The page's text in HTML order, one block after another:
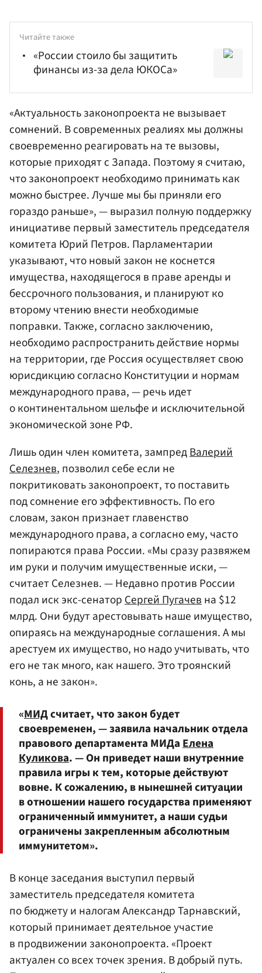
Читайте также
«России стоило бы защитить
финансы из-за дела ЮКОСа»
«Актуальность законопроекта не вызывает
сомнений. В современных реалиях мы должны
своевременно реагировать на те вызовы,
которые приходят с Запада. Поэтому я считаю,
что законопроект необходимо принимать как
можно быстрее. Лучше мы бы приняли его
гораздо раньше», — выразил полную поддержку
инициативе первый заместитель председателя
комитета Юрий Петров. Парламентарии
указывают, что новый закон не коснется
имущества, находящегося в праве аренды и
бессрочного пользования, и планируют ко
второму чтению внести необходимые
поправки. Также, согласно заключению,
необходимо распространить действие нормы
на территории, где Россия осуществляет свою
юрисдикцию согласно Конституции и нормам
международного права, — речь идет
о континентальном шельфе и исключительной
экономической зоне РФ.
Лишь один член комитета, зампредВалерий
Селезнев, позволил себе если не
покритиковать законопроект, то поставить
под сомнение его эффективность. По его
словам, закон признает главенство
международного права, а согласно ему, часто
попираются права России. «Мы сразу развяжем
им руки и получим имущественные иски, —
считает Селезнев. — Недавно против России
подал иск экс-сенаторСергей Пугачевна $12
млрд. Они будут арестовывать наше имущество,
опираясь на международные соглашения. А мы
арестуем их имущество, но надо учитывать, что
его не так много, как нашего. Это троянский
конь, а не закон».
«МИДсчитает, что закон будет
своевременен, — заявила начальник отдела
правового департамента МИДа Елена
Куликова. — Он приведет наши внутренние
правила игры к тем, которые действуют
вовне. К сожалению, в нынешней ситуации
в отношении нашего государства применяют
ограниченный иммунитет, а наши судьи
ограничены закрепленным абсолютным
иммунитетом».
В конце заседания выступил первый
заместитель председателя комитета
по бюджету и налогам Александр Тарнавский,
который принимает деятельное участие
в продвижении законопроекта. «Проект
актуален со всех точек зрения. В добрый путь.